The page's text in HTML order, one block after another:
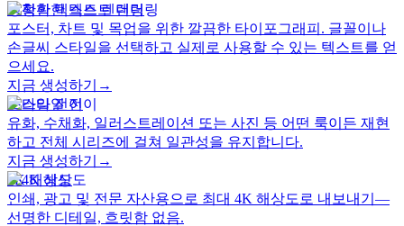
정확한 텍스트 렌더링
포스터, 차트 및 목업을 위한 깔끔한 타이포그래피. 글꼴이나
손글씨 스타일을 선택하고 실제로 사용할 수 있는 텍스트를 얻
으세요.
지금 생성하기 →
스타일 전이
유화, 수채화, 일러스트레이션 또는 사진 등 어떤 룩이든 재현
하고 전체 시리즈에 걸쳐 일관성을 유지합니다.
지금 생성하기 →
4K 해상도
인쇄, 광고 및 전문 자산용으로 최대 4K 해상도로 내보내기—
선명한 디테일, 흐릿함 없음.